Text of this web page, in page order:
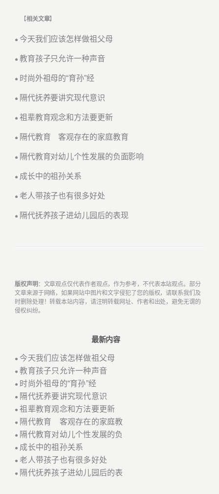
【相关文章】
● 今天我们应该怎样做祖父母
● 教育孩子只允许一种声音
● 时尚外祖母的“育孙”经
● 隔代抚养要讲究现代意识
● 祖辈教育观念和方法要更新
● 隔代教育 客观存在的家庭教育
● 隔代教育对幼儿个性发展的负面影响
● 成长中的祖孙关系
● 老人带孩子也有很多好处
● 隔代抚养孩子进幼儿园后的表现
版权声明 ：文章观点仅代表作者观点，作为参考，不代表本站观点。部分
文章来源于网络，如果网站中图片和文字侵犯了您的版权，请联系我们及
时删除处理！转载本站内容，请注明转载网址、作者和出处，避免无谓的
侵权纠纷。
最新内容
● 今天我们应该怎样做祖父母
●教育孩子只允许一种声音
● 时尚外祖母的“育孙”经
● 隔代抚养要讲究现代意识
●祖辈教育观念和方法要更新
● 隔代教育 客观存在的家庭教
● 隔代教育对幼儿个性发展的负
● 成长中的祖孙关系
● 老人带孩子也有很多好处
● 隔代抚养孩子进幼儿园后的表